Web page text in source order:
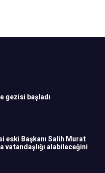
gezisi başladı
eski Başkanı Salih Murat
vatandaşlığı alabileceğini